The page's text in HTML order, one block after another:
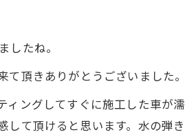
したね。
頂きありがとうございました。
ングしてすぐに施工した車が
て頂けると思います。水の弾